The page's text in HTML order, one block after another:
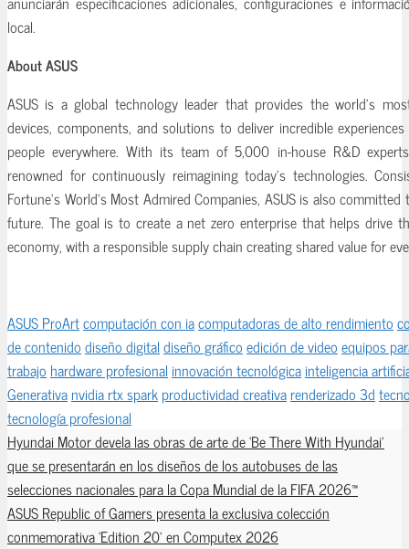
local.
About ASUS
ASUS is a global technology leader that provides the world’s
devices, components, and solutions to deliver incredible
people everywhere. With its team of 5,000 in-house R&D
renowned for continuously reimagining today’s technologies.
Fortune’s World’s Most Admired Companies, ASUS is also
future. The goal is to create a net zero enterprise that helps drive
economy, with a responsible supply chain creating shared value for
ASUS ProArtcomputación con iacomputadoras de alto rendimiento
de contenidodiseño digitaldiseño gráficoedición de videoequipos
trabajo hardware profesional innovación tecnológicainteligencia
Generativanvidia rtx sparkproductividad creativarenderizado 3d
tecnología profesional
Hyundai Motor devela las obras de arte de ‘Be There With Hyundai’
que se presentarán en los diseños de los autobuses de las
selecciones nacionales para la Copa Mundial de la FIFA 2026™
ASUS Republic of Gamers presenta la exclusiva colección
conmemorativa ‘Edition 20’ en Computex 2026